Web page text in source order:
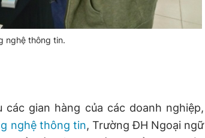
nghệ thông tin.
gian hàng của các doanh nghiệp,
nghệ thông tin, Trường ĐH Ngoại ngữ